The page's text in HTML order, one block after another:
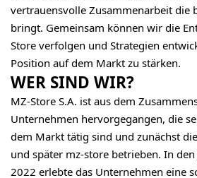
vertrauensvolle Zusammenarbeit die
bringt. Gemeinsam können wir die
Store verfolgen und Strategien
Position auf dem Markt zu stärken.
WER SIND WIR?
MZ-Store S.A. ist aus dem
Unternehmen hervorgegangen, die
dem Markt tätig sind und zunächst
und später mz-store betrieben. In den
2022 erlebte das Unternehmen eine